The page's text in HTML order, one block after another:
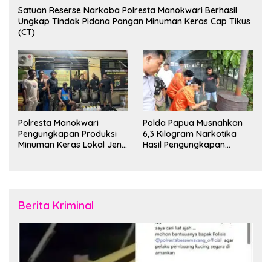
Satuan Reserse Narkoba Polresta Manokwari Berhasil
Ungkap Tindak Pidana Pangan Minuman Keras Cap Tikus
(CT)
Polresta Manokwari
Pengungkapan Produksi
Minuman Keras Lokal Jenis
Polda Papua Musnahkan
6,3 Kilogram Narkotika
Hasil Pengungkapan
Berita Kriminal